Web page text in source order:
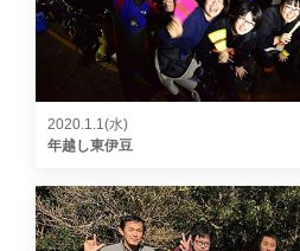
2020.1.1(水)
年越し東伊豆